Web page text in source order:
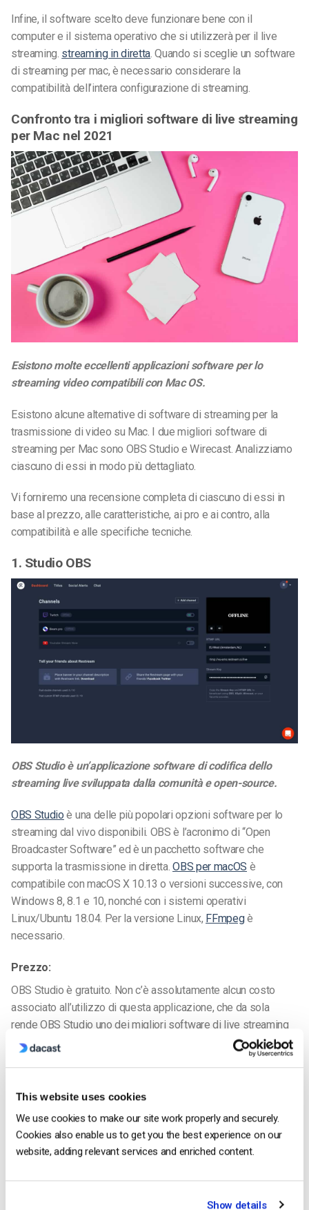
This website uses cookies
We use cookies to make our site work properly and securely.
Cookies also enable us to get you the best experience on our
website, adding relevant services and enriched content.
Show details
Infine, il software scelto deve funzionare bene con il
computer e il sistema operativo che si utilizzerà per il live
streaming. streaming in diretta. Quando si sceglie un software
di streaming per mac, è necessario considerare la
compatibilità dell’intera configurazione di streaming.
Confronto tra i migliori software di live streaming
per Mac nel 2021
Esistono molte eccellenti applicazioni software per lo
streaming video compatibili con Mac OS.
Esistono alcune alternative di software di streaming per la
trasmissione di video su Mac. I due migliori software di
streaming per Mac sono OBS Studio e Wirecast. Analizziamo
ciascuno di essi in modo più dettagliato.
Vi forniremo una recensione completa di ciascuno di essi in
base al prezzo, alle caratteristiche, ai pro e ai contro, alla
compatibilità e alle specifiche tecniche.
1. Studio OBS
OBS Studio è un’applicazione software di codifica dello
streaming live sviluppata dalla comunità e open-source.
OBS Studio è una delle più popolari opzioni software per lo
streaming dal vivo disponibili. OBS è l’acronimo di “Open
Broadcaster Software” ed è un pacchetto software che
supporta la trasmissione in diretta.OBS per macOS è
compatibile con macOS X 10.13 o versioni successive, con
Windows 8, 8.1 e 10, nonché con i sistemi operativi
Linux/Ubuntu 18.04. Per la versione Linux, FFmpegè
necessario.
Prezzo:
OBS Studio è gratuito. Non c’è assolutamente alcun costo
associato all’utilizzo di questa applicazione, che da sola
rende OBS Studio uno dei migliori software di live streaming
per Mac.
puòcollaborare con i propri team
relativamente facile creare versioni modificate di OBS Studio
che integrano nuove funzionalità o semplificano il flusso di
lavoro (come abbiamo fatto noi di Dacast). OBS Studio
consente di personalizzare lo streaming su Mac.